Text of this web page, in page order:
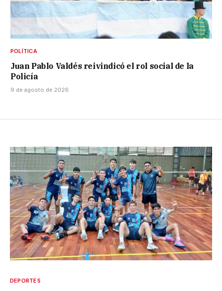
POLÍTICA
Juan Pablo Valdés reivindicó el rol social de la
Policía
9 de agosto de 2026
DEPORTES